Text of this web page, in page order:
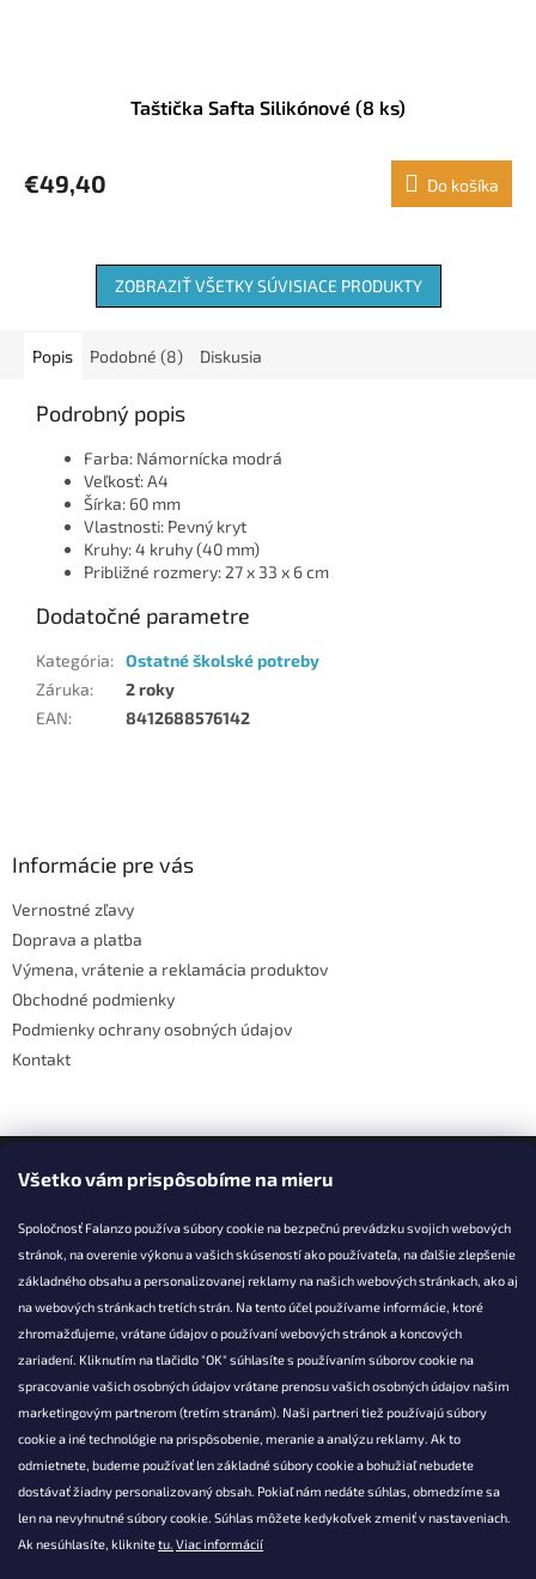
Všetko vám prispôsobíme na mieru
Spoločnosť Falanzo používa súbory cookie na bezpečnú prevádzku svojich webových
stránok, na overenie výkonu a vašich skúseností ako používateľa, na ďalšie zlepšenie
základného obsahu a personalizovanej reklamy na našich webových stránkach, ako aj
na webových stránkach tretích strán. Na tento účel používame informácie, ktoré
zhromažďujeme, vrátane údajov o používaní webových stránok a koncových
zariadení. Kliknutím na tlačidlo "OK" súhlasíte s používaním súborov cookie na
spracovanie vašich osobných údajov vrátane prenosu vašich osobných údajov našim
marketingovým partnerom (tretím stranám). Naši partneri tiež používajú súbory
cookie a iné technológie na prispôsobenie, meranie a analýzu reklamy. Ak to
odmietnete, budeme používať len základné súbory cookie a bohužiaľ nebudete
dostávať žiadny personalizovaný obsah. Pokiaľ nám nedáte súhlas, obmedzíme sa
len na nevyhnutné súbory cookie. Súhlas môžete kedykoľvek zmeniť v nastaveniach.
Ak nesúhlasíte, kliknitetu. Viac informácií
Taštička Safta Silikónové (8 ks)
€49,40 Do košíka
ZOBRAZIŤ VŠETKY SÚVISIACE PRODUKTY
Popis Podobné (8) Diskusia
Podrobný popis
Farba: Námornícka modrá
Veľkosť: A4
Šírka: 60 mm
Vlastnosti: Pevný kryt
Kruhy: 4 kruhy (40 mm)
Približné rozmery: 27 x 33 x 6 cm
Dodatočné parametre
Kategória: Ostatné školské potreby
Záruka:
2 roky
EAN: 8412688576142
Informácie pre vás
Vernostné zľavy
Doprava a platba
Výmena, vrátenie a reklamácia produktov
Obchodné podmienky
Podmienky ochrany osobných údajov
Kontakt
Facebook
KONTAKT
info@falanzo.sk
Falanzo.sk
FalanzoSK